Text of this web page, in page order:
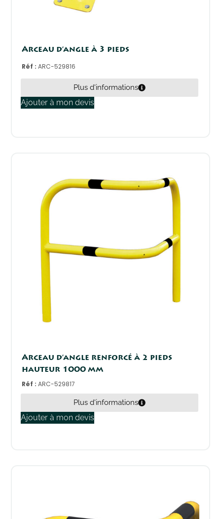
Arceau d’angle à 3 pieds
Réf :ARC-529816
Plus d'informations
Ajouter à mon devis
Arceau d’angle renforcé à 2 pieds
hauteur 1000 mm
Réf :ARC-529817
Plus d'informations
Ajouter à mon devis